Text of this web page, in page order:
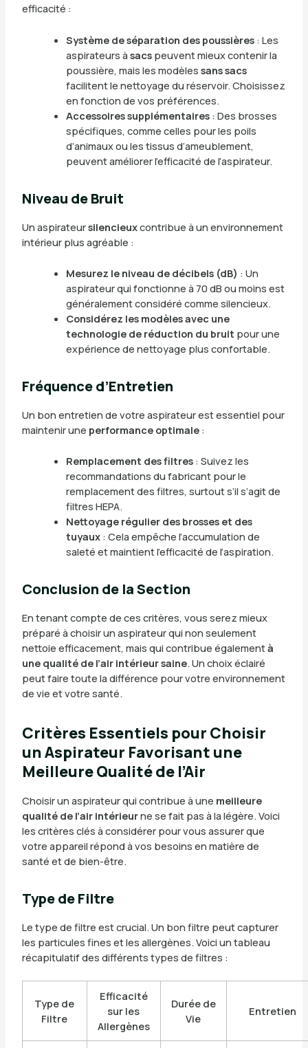
efficacité :
Système de séparation des poussières: Les
aspirateurs à sacspeuvent mieux contenir la
poussière, mais les modèles sans sacs
facilitent le nettoyage du réservoir. Choisissez
en fonction de vos préférences.
Accessoires supplémentaires: Des brosses
spécifiques, comme celles pour les poils
d’animaux ou les tissus d’ameublement,
peuvent améliorer l’efficacité de l’aspirateur.
Niveau de Bruit
Un aspirateursilencieuxcontribue à un environnement
intérieur plus agréable :
Mesurez le niveau de décibels (dB) : Un
aspirateur qui fonctionne à 70 dB ou moins est
généralement considéré comme silencieux.
Considérez les modèles avec une
technologie de réduction du bruit pour une
expérience de nettoyage plus confortable.
Fréquence d’Entretien
Un bon entretien de votre aspirateur est essentiel pour
maintenir une performance optimale:
Remplacement des filtres: Suivez les
recommandations du fabricant pour le
remplacement des filtres, surtout s’il s’agit de
filtres HEPA.
Nettoyage régulier des brosses et des
tuyaux: Cela empêche l’accumulation de
saleté et maintient l’efficacité de l’aspiration.
Conclusion de la Section
En tenant compte de ces critères, vous serez mieux
préparé à choisir un aspirateur qui non seulement
nettoie efficacement, mais qui contribue égalementà
une qualité de l’air intérieur saine. Un choix éclairé
peut faire toute la différence pour votre environnement
de vie et votre santé.
Critères Essentiels pour Choisir
un Aspirateur Favorisant une
Meilleure Qualité de l’Air
Choisir un aspirateur qui contribue à une meilleure
qualité de l’air intérieurne se fait pas à la légère. Voici
les critères clés à considérer pour vous assurer que
votre appareil répond à vos besoins en matière de
santé et de bien-être.
Type de Filtre
Le type de filtre est crucial. Un bon filtre peut capturer
les particules fines et les allergènes. Voici un tableau
récapitulatif des différents types de filtres :
Type de
Filtre
Efficacité
sur les
Allergènes
Durée de
Vie
Entretien